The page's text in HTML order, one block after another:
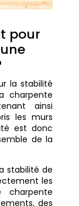
pour
la stabilité
charpente
ainsi
les murs
est donc
de la
stabilité de
les
charpente
des